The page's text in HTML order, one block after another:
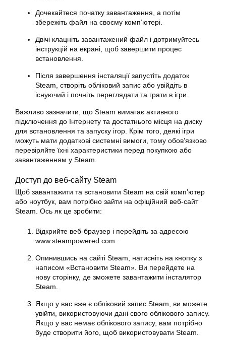
Дочекайтеся початку завантаження, а потім
збережіть файл на своєму комп’ютері.
Двічі клацніть завантажений файл і дотримуйтесь
інструкцій на екрані, щоб завершити процес
встановлення.
Після завершення інсталяції запустіть додаток
Steam, створіть обліковий запис або увійдіть в
існуючий і почніть переглядати та грати в ігри.
Важливо зазначити, що Steam вимагає активного
підключення до Інтернету та достатнього місця на диску
для встановлення та запуску ігор. Крім того, деякі ігри
можуть мати додаткові системні вимоги, тому обов’язково
перевіряйте їхні характеристики перед покупкою або
завантаженням у Steam.
Доступ до веб-сайту Steam
Щоб завантажити та встановити Steam на свій комп’ютер
або ноутбук , вам потрібно зайти на офіційний веб-сайт
Steam. Ось як це зробити:
Відкрийте веб-браузер і перейдіть за адресою
www.steampowered.com .
Опинившись на сайті Steam, натисніть на кнопку з
написом «Встановити Steam». Ви перейдете на
нову сторінку, де зможете завантажити інсталятор
Steam.
Якщо у вас вже є обліковий запис Steam , ви можете
увійти, використовуючи дані свого облікового запису.
Якщо у вас немає облікового запису, вам потрібно
буде створити його, щоб використовувати Steam.